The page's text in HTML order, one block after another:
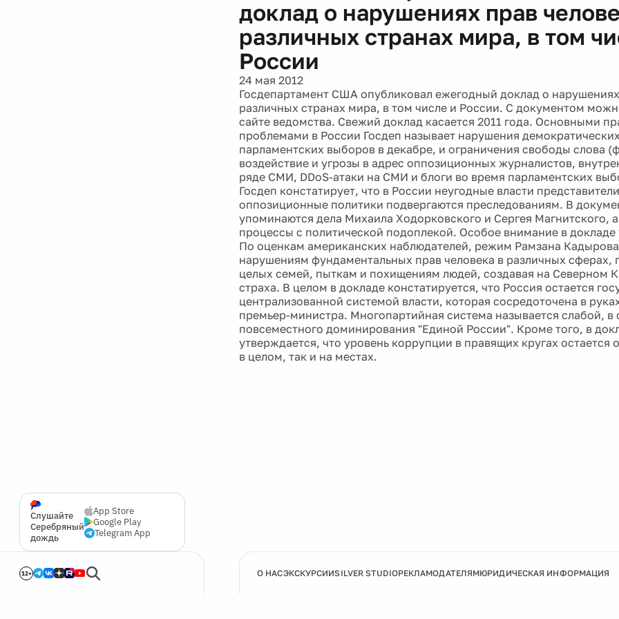
Слушайте
Серебряный
дождь
App Store
Google Play
Telegram App
12+
доклад о нарушениях прав
различных странах мира, в том
России
24 мая 2012
Госдепартамент США опубликовал ежегодный доклад о
различных странах мира, в том числе и России. С документом
сайте ведомства. Свежий доклад касается 2011 года. Основными
проблемами в России Госдеп называет нарушения
парламентских выборов в декабре, и ограничения свободы слова
воздействие и угрозы в адрес оппозиционных журналистов,
ряде СМИ, DDoS-атаки на СМИ и блоги во время парламентских
Госдеп констатирует, что в России неугодные власти
оппозиционные политики подвергаются преследованиям. В
упоминаются дела Михаила Ходорковского и Сергея Магнитского,
процессы с политической подоплекой. Особое внимание в докладе
По оценкам американских наблюдателей, режим Рамзана Кадырова
нарушениям фундаментальных прав человека в различных сферах,
целых семей, пыткам и похищениям людей, создавая на Северном
страха. В целом в докладе констатируется, что Россия остается
централизованной системой власти, которая сосредоточена в
премьер-министра. Многопартийная система называется слабой, в
повсеместного доминирования "Единой России". Кроме того, в
утверждается, что уровень коррупции в правящих кругах остается
в целом, так и на местах.
О НАСЭКСКУРСИИSILVER STUDIOРЕКЛАМОДАТЕЛЯМЮРИДИЧЕСКАЯ ИНФОРМАЦИЯ